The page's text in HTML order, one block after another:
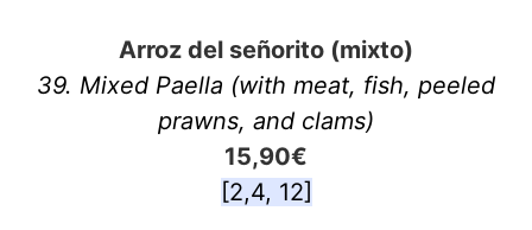
Arroz del señorito (mixto)
39. Mixed Paella (with meat, fish, peeled
prawns, and clams)
15,90€
[2,4, 12]